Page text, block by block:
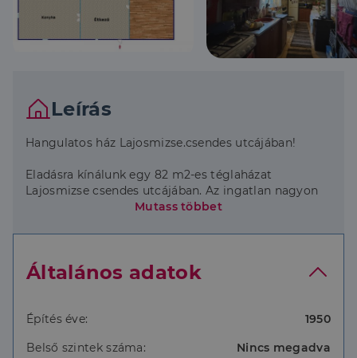
Leírás
Hangulatos ház Lajosmizse.csendes utcájában!
Eladásra kínálunk egy 82 m2-es téglaházat
Lajosmizse csendes utcájában. Az ingatlan nagyon
szépen rendben tartott és folyamatosan felújított,
és autó beállásra is alkalmas.
Ingatlan főbb jellemzői:
gondoskodik
- 25 cm-es tetőtéri szigetelés
Mutass többet
Általános adatok
Építés éve:
1950
Belső szintek száma:
Nincs megadva